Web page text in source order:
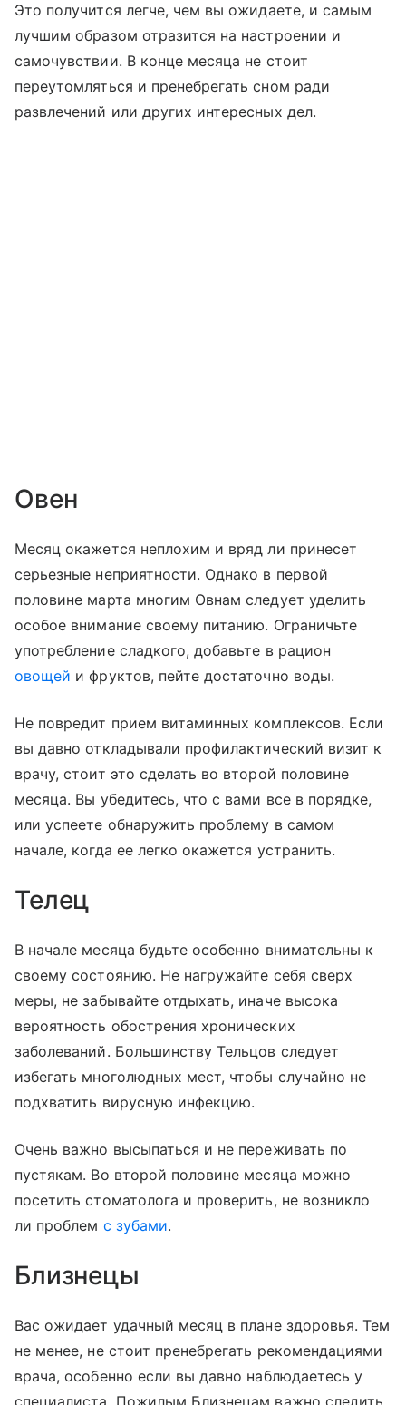
Это получится легче, чем вы ожидаете, и самым
лучшим образом отразится на настроении и
самочувствии. В конце месяца не стоит
переутомляться и пренебрегать сном ради
развлечений или других интересных дел.
Овен
Месяц окажется неплохим и вряд ли принесет
серьезные неприятности. Однако в первой
половине марта многим Овнам следует уделить
особое внимание своему питанию. Ограничьте
употребление сладкого, добавьте в рацион
овощей и фруктов, пейте достаточно воды.
Не повредит прием витаминных комплексов. Если
вы давно откладывали профилактический визит к
врачу, стоит это сделать во второй половине
месяца. Вы убедитесь, что с вами все в порядке,
или успеете обнаружить проблему в самом
начале, когда ее легко окажется устранить.
Телец
В начале месяца будьте особенно внимательны к
своему состоянию. Не нагружайте себя сверх
меры, не забывайте отдыхать, иначе высока
вероятность обострения хронических
заболеваний. Большинству Тельцов следует
избегать многолюдных мест, чтобы случайно не
подхватить вирусную инфекцию.
Очень важно высыпаться и не переживать по
пустякам. Во второй половине месяца можно
посетить стоматолога и проверить, не возникло
ли проблем с зубами.
Близнецы
Вас ожидает удачный месяц в плане здоровья. Тем
не менее, не стоит пренебрегать рекомендациями
врача, особенно если вы давно наблюдаетесь у